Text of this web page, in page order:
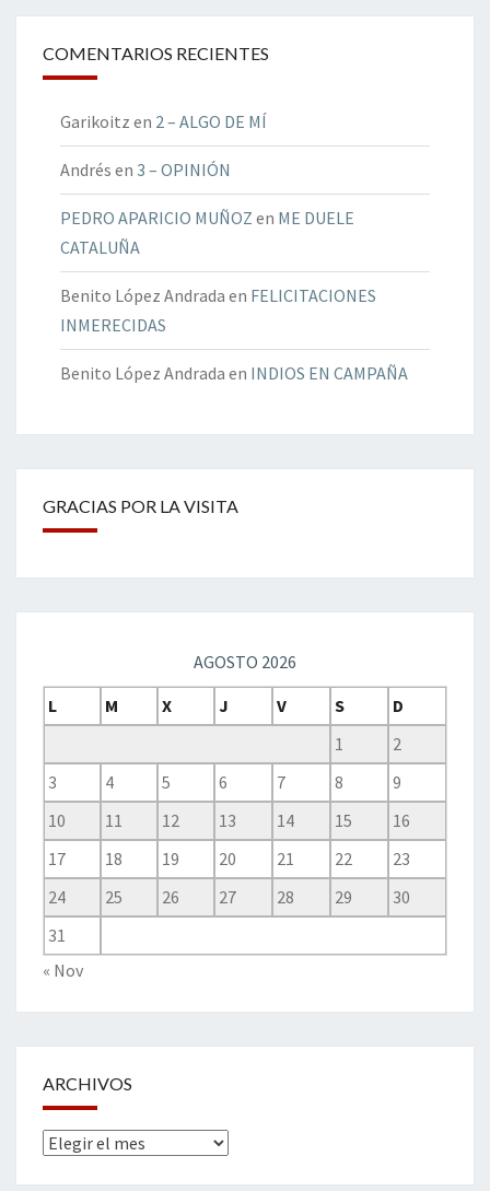
COMENTARIOS RECIENTES
Garikoitz en 2 – ALGO DE MÍ
Andrés en 3 – OPINIÓN
PEDRO APARICIO MUÑOZ en ME DUELE
CATALUÑA
Benito López Andrada en FELICITACIONES
INMERECIDAS
Benito López Andrada en INDIOS EN CAMPAÑA
GRACIAS POR LA VISITA
AGOSTO 2026
L
M X J V S
D
1
2
3
4 5 6 7 8
9
10
11 12 13 14 15
16
17
18 19 20 21 22
23
24
25 26 27 28 29
30
31
« Nov
ARCHIVOS
Archivos